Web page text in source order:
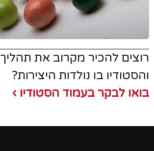
להכיר מקרוב את תהליך
בו נולדות היצירות?
לבקר בעמוד הסטודיו ›